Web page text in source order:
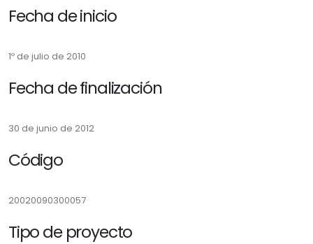
Fecha de inicio
1º de julio de 2010
Fecha de finalización
30 de junio de 2012
Código
20020090300057
Tipo de proyecto